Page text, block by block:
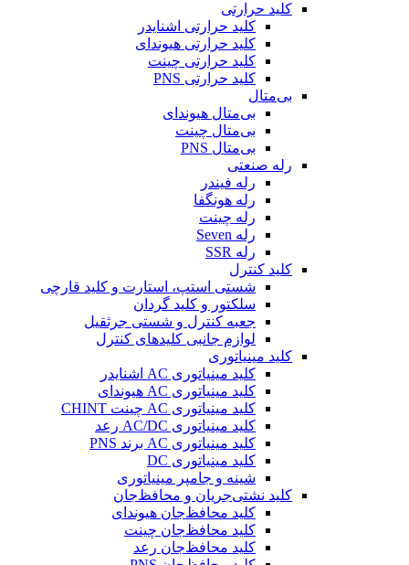
کلید حرارتی
کلید حرارتی اشنایدر
کلید حرارتی هیوندای
کلید حرارتی چینت
کلید حرارتی PNS
بی‌متال
بی‌متال هیوندای
بی‌متال چینت
بی‌متال PNS
رله صنعتی
رله فیندر
رله هونگفا
رله چینت
رله Seven
رله SSR
کلید کنترل
شستی استپ، استارت و کلید قارچی
سلکتور و کلید گردان
جعبه کنترل و شستی جرثقیل
لوازم جانبی کلیدهای کنترل
کلید مینیاتوری
کلید مینیاتوری AC اشنایدر
کلید مینیاتوری AC هیوندای
کلید مینیاتوری AC چینت CHINT
کلید مینیاتوری AC/DC رعد
کلید مینیاتوری AC برند PNS
کلید مینیاتوری DC
شینه و جامپر مینیاتوری
کلید نشتی‌جریان و محافظ‌جان
کلید محافظ‌جان هیوندای
کلید محافظ‌جان چینت
کلید محافظ‌جان رعد